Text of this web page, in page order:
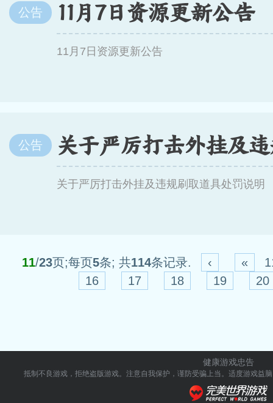
公告 11月7日资源更新公告
11月7日资源更新公告
公告
关于严厉打击外挂及违规刷取道具处罚说明
11/23页;每页5条; 共114条记录. ‹ «
16
17 18 19 20
健康游戏忠告
抵制不良游戏，拒绝盗版游戏。注意自我保护，谨防受骗上当。 适度游戏益